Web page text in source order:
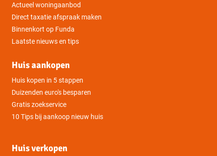
Actueel woningaanbod
Direct taxatie afspraak maken
Binnenkort op Funda
Laatste nieuws en tips
Huis aankopen
Huis kopen in 5 stappen
Duizenden euro's besparen
Gratis zoekservice
10 Tips bij aankoop nieuw huis
Huis verkopen